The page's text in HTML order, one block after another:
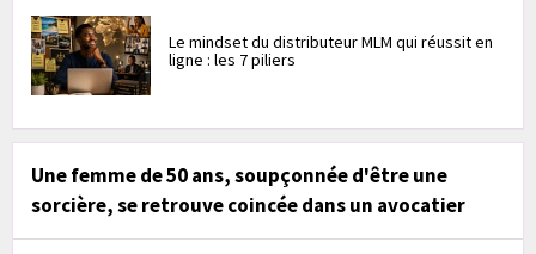
Le mindset du distributeur MLM qui réussit en
ligne : les 7 piliers
Une femme de 50 ans, soupçonnée d'être une
sorcière, se retrouve coincée dans un avocatier